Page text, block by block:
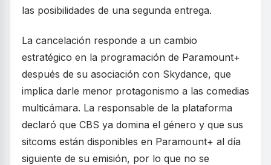
las posibilidades de una segunda entrega.
La cancelación responde a un cambio
estratégico en la programación de Paramount+
después de su asociación con Skydance, que
implica darle menor protagonismo a las comedias
multicámara. La responsable de la plataforma
declaró que CBS ya domina el género y que sus
sitcoms están disponibles en Paramount+ al día
siguiente de su emisión, por lo que no se